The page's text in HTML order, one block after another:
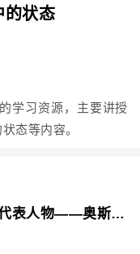
的状态
学习资源，主要讲授
态等内容。
时尚唯美主义代表人物——奥斯卡..